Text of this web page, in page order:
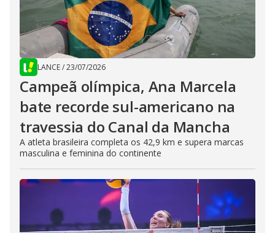
LANCE/23/07/2026
Campeã olímpica, Ana Marcela
bate recorde sul-americano na
travessia do Canal da Mancha
A atleta brasileira completa os 42,9 km e supera marcas
masculina e feminina do continente